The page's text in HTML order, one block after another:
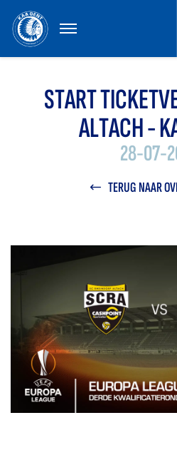
MENU
START
ALTACH -
28-07-
TERUG NAAR